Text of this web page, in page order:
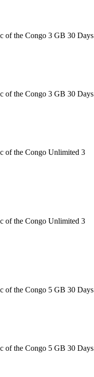
of the Congo 3 GB 30 Days
of the Congo 3 GB 30 Days
of the Congo Unlimited 3
of the Congo Unlimited 3
of the Congo 5 GB 30 Days
of the Congo 5 GB 30 Days